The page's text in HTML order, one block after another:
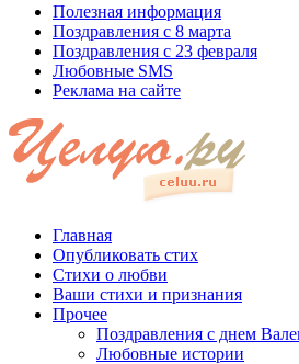
Полезная информация
Поздравления с 8 марта
Поздравления с 23 февраля
Любовные SMS
Реклама на сайте
Главная
Опубликовать стих
Стихи о любви
Ваши стихи и признания
Прочее
Поздравления с днем
Любовные истории